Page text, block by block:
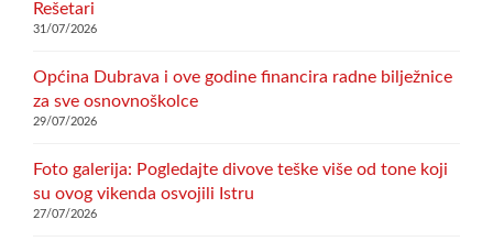
Rešetari
31/07/2026
Općina Dubrava i ove godine financira radne bilježnice
za sve osnovnoškolce
29/07/2026
Foto galerija: Pogledajte divove teške više od tone koji
su ovog vikenda osvojili Istru
27/07/2026